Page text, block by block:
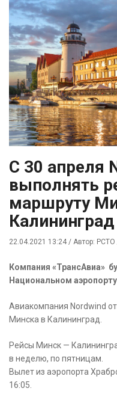
С 30 апреля
выполнять
маршруту
Калининград
22.04.2021 13:24 / Автор: РСТО
Компания «ТрансАвиа»
Национальном
Авиакомпания Nordwind
Минска в Калининград.
Рейсы Минск —
в неделю, по пятницам.
Вылет из аэропорта
16:05.